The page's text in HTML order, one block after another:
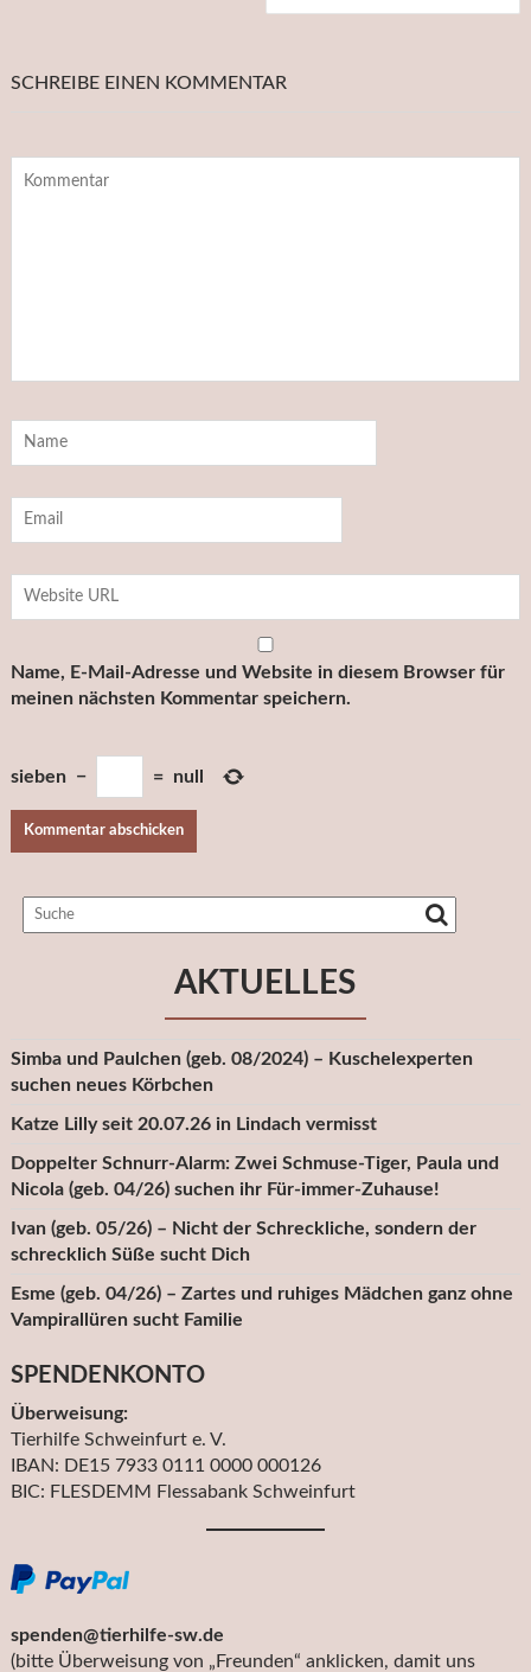
SCHREIBE EINEN KOMMENTAR
Name, E-Mail-Adresse und Website in diesem Browser für
meinen nächsten Kommentar speichern.
sieben − = null
AKTUELLES
Simba und Paulchen (geb. 08/2024) – Kuschelexperten
suchen neues Körbchen
Katze Lilly seit 20.07.26 in Lindach vermisst
Doppelter Schnurr-Alarm: Zwei Schmuse-Tiger, Paula und
Nicola (geb. 04/26) suchen ihr Für-immer-Zuhause!
Ivan (geb. 05/26) – Nicht der Schreckliche, sondern der
schrecklich Süße sucht Dich
Esme (geb. 04/26) – Zartes und ruhiges Mädchen ganz ohne
Vampirallüren sucht Familie
SPENDENKONTO
Überweisung:
Tierhilfe Schweinfurt e. V.
IBAN: DE15 7933 0111 0000 000126
BIC: FLESDEMM Flessabank Schweinfurt
spenden@tierhilfe-sw.de
(bitte Überweisung von „Freunden“ anklicken, damit uns